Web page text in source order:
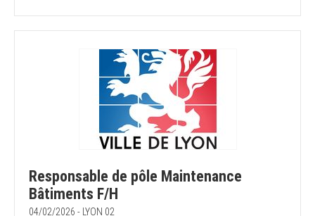
Responsable de pôle Maintenance
Bâtiments F/H
04/02/2026 - LYON 02